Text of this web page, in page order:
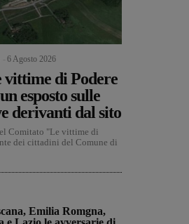
6 Agosto 2026
di Podere
esposto sulle
derivanti dal sito
Comitato "Le vittime di
dei cittadini del Comune di
Emilia Romgna,